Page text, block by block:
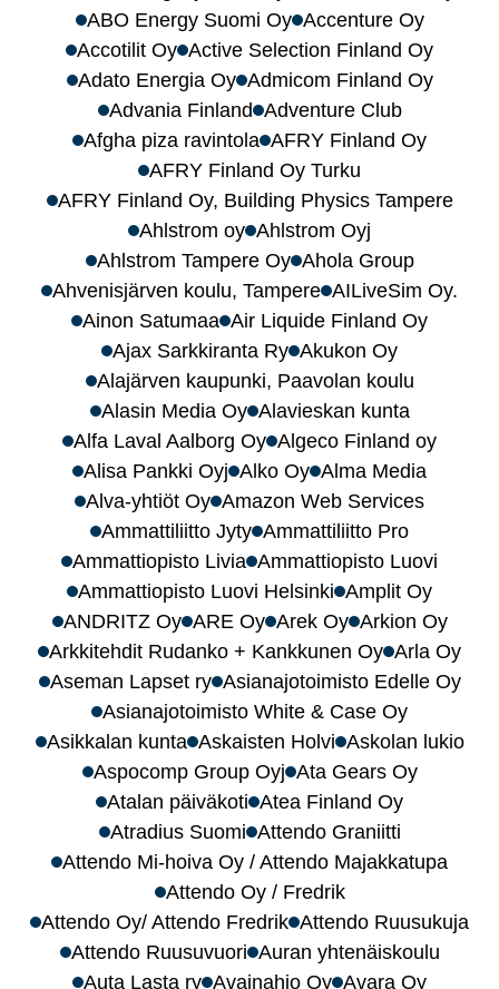
ABO Energy Suomi Oy Accenture Oy
Accotilit Oy Active Selection Finland Oy
Adato Energia Oy Admicom Finland Oy
Advania Finland Adventure Club
Afgha piza ravintola AFRY Finland Oy
AFRY Finland Oy Turku
AFRY Finland Oy, Building Physics Tampere
Ahlstrom oy Ahlstrom Oyj
Ahlstrom Tampere Oy Ahola Group
Ahvenisjärven koulu, Tampere AILiveSim Oy.
Ainon Satumaa Air Liquide Finland Oy
Ajax Sarkkiranta Ry Akukon Oy
Alajärven kaupunki, Paavolan koulu
Alasin Media Oy Alavieskan kunta
Alfa Laval Aalborg Oy Algeco Finland oy
Alisa Pankki Oyj Alko Oy Alma Media
Alva-yhtiöt Oy Amazon Web Services
Ammattiliitto Jyty Ammattiliitto Pro
Ammattiopisto Livia Ammattiopisto Luovi
Ammattiopisto Luovi Helsinki Amplit Oy
ANDRITZ Oy ARE Oy Arek Oy Arkion Oy
Arkkitehdit Rudanko + Kankkunen Oy Arla Oy
Aseman Lapset ry Asianajotoimisto Edelle Oy
Asianajotoimisto White & Case Oy
Asikkalan kunta Askaisten Holvi Askolan lukio
Aspocomp Group Oyj Ata Gears Oy
Atalan päiväkoti Atea Finland Oy
Atradius Suomi Attendo Graniitti
Attendo Mi-hoiva Oy / Attendo Majakkatupa
Attendo Oy / Fredrik
Attendo Oy/ Attendo Fredrik Attendo Ruusukuja
Attendo Ruusuvuori Auran yhtenäiskoulu
Auta Lasta ry Avainahjo Oy Avara Oy